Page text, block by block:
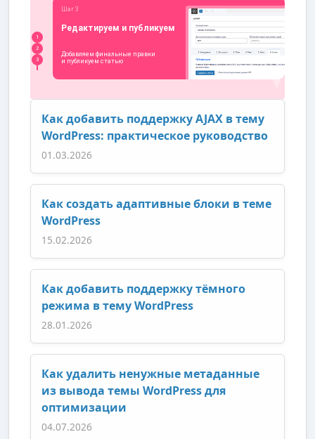
Как добавить поддержку AJAX в тему
WordPress: практическое руководство
01.03.2026
Как создать адаптивные блоки в теме
WordPress
15.02.2026
Как добавить поддержку тёмного
режима в тему WordPress
28.01.2026
Как удалить ненужные метаданные
из вывода темы WordPress для
оптимизации
04.07.2026